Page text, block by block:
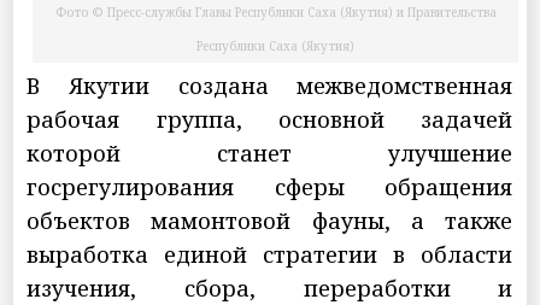
Фото © Пресс-службы Главы Республики Саха (Якутия) и Правительства
Республики Саха (Якутия)
В Якутии создана межведомственная
рабочая группа, основной задачей
которой станет улучшение
госрегулирования сферы обращения
объектов мамонтовой фауны, а также
выработка единой стратегии в области
изучения, сбора, переработки и